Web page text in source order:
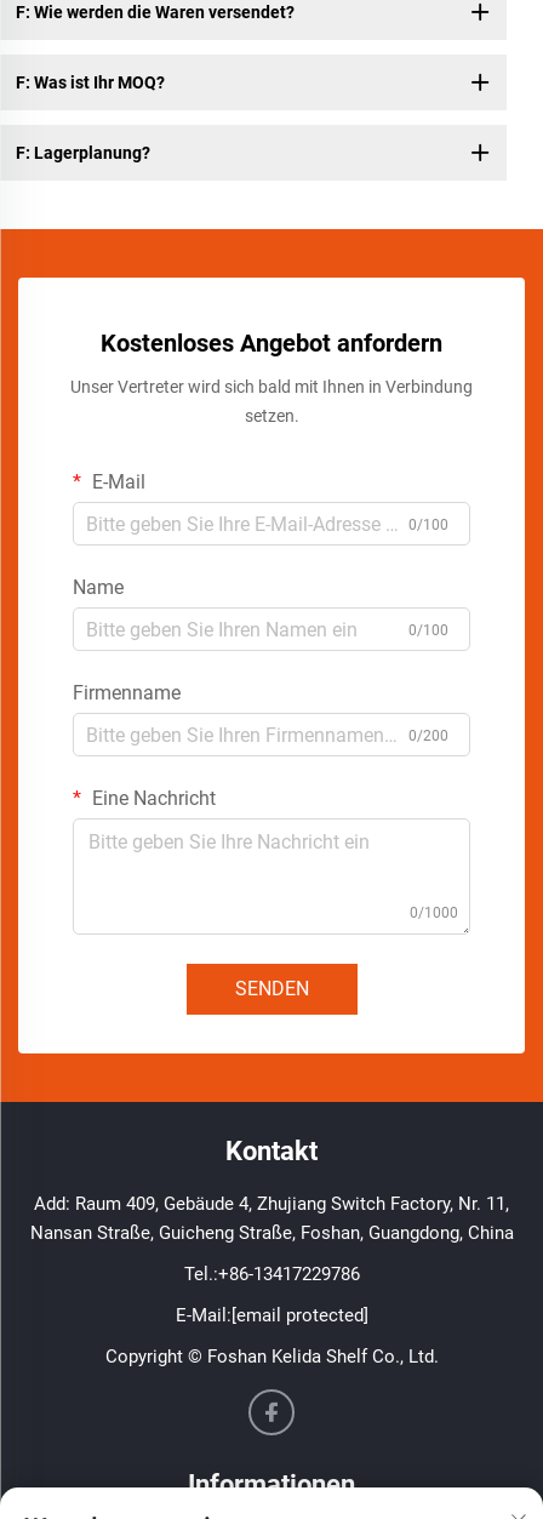
F: Wie werden die Waren versendet?
F: Was ist Ihr MOQ?
F: Lagerplanung?
Kostenloses Angebot anfordern
Unser Vertreter wird sich bald mit Ihnen in Verbindung
setzen.
E-Mail
0/100
Name
0/100
Firmenname
0/200
Eine Nachricht
0/1000
SENDEN
Kontakt
Add: Raum 409, Gebäude 4, Zhujiang Switch Factory, Nr. 11,
Nansan Straße, Guicheng Straße, Foshan, Guangdong, China
Tel.:+86-13417229786
E-Mail: [email protected]
Copyright © Foshan Kelida Shelf Co., Ltd.
Informationen